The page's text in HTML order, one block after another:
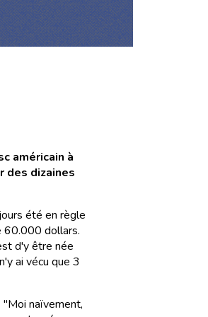
américain à
des dizaines
été en règle
60.000 dollars.
d'y être née
ai vécu que 3
"Moi naïvement,